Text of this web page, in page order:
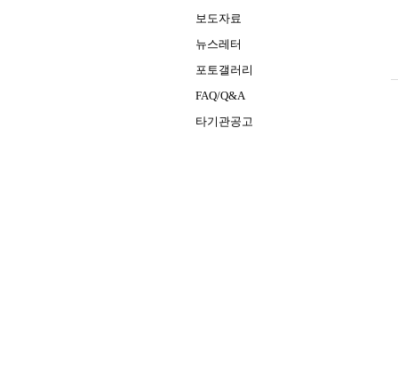
보도자료
뉴스레터
포토갤러리
FAQ/Q&A
타기관공고